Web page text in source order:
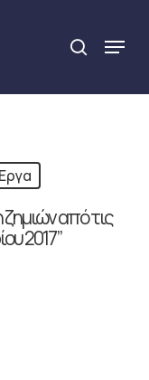
search
Menu
από τις
2017”
Close